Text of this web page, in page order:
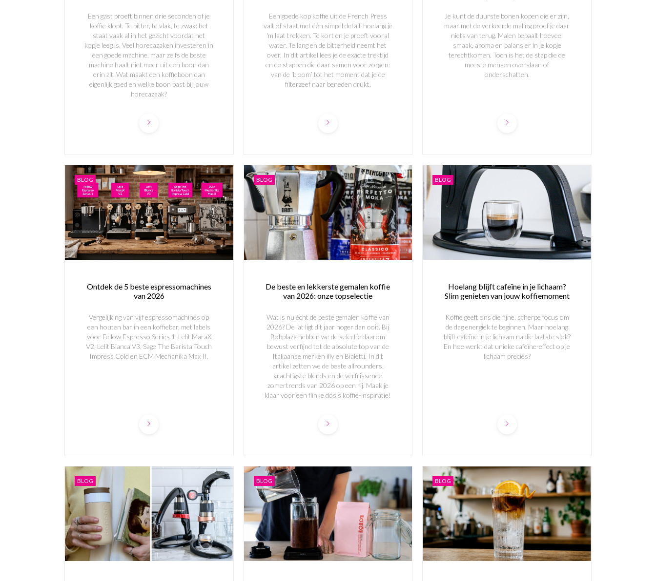
Een gast proeft binnen drie seconden of je
koffie klopt. Te bitter, te vlak, te zwak: het
staat vaak al in het gezicht voordat het
kopje leeg is. Veel horecazaken investeren in
een goede machine, maar zelfs de beste
machine haalt niet meer uit een boon dan
erin zit. Wat maakt een koffieboon dan
eigenlijk goed en welke boon past bij jouw
horecazaak?
Een goede kop koffie uit de French Press
valt of staat met één simpel detail: hoelang je
'm laat trekken. Te kort en je proeft vooral
water. Te lang en de bitterheid neemt het
over. In dit artikel lees je de exacte trektijd
en de stappen die daar samen voor zorgen:
van de ‘bloom’ tot het moment dat je de
filterzeef naar beneden drukt.
Je kunt de duurste bonen kopen die er zijn,
maar met de verkeerde maling proef je daar
niets van terug. Malen bepaalt hoeveel
smaak, aroma en balans er in je kopje
terechtkomen. Toch is het de stap die de
meeste mensen overslaan of
onderschatten.
BLOG
Ontdek de 5 beste espressomachines
van 2026
Vergelijking van vijf espressomachines op
een houten bar in een koffiebar, met labels
voor Fellow Espresso Series 1, Lelit MaraX
V2, Lelit Bianca V3, Sage The Barista Touch
Impress Cold en ECM Mechanika Max II.
BLOG
De beste en lekkerste gemalen koffie
van 2026: onze topselectie
Wat is nu écht de beste gemalen koffie van
2026? De lat ligt dit jaar hoger dan ooit. Bij
Bobplaza hebben we de selectie daarom
bewust verfijnd tot de absolute top van de
Italiaanse merken illy en Bialetti. In dit
artikel zetten we de beste allrounders,
krachtigste blends en de verfrissende
zomertrends van 2026 op een rij. Maak je
klaar voor een flinke dosis koffie-inspiratie!
BLOG
Hoelang blijft cafeïne in je lichaam?
Slim genieten van jouw koffiemoment
Koffie geeft ons die fijne, scherpe focus om
de dag energiek te beginnen. Maar hoelang
blijft cafeïne in je lichaam na die laatste slok?
En hoe werkt dat unieke cafeïne-effect op je
lichaam precies?
BLOG BLOG BLOG